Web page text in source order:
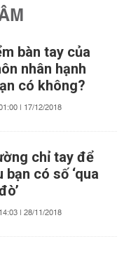
bàn tay của
nhân hạnh
có không?
| 17/12/2018
chỉ tay để
bạn có số ‘qua
14:03 | 28/11/2018